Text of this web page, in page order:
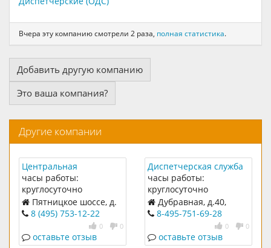
Вчера эту компанию смотрели 2 раза, полная статистика.
Добавить другую компанию
Это ваша компания?
Другие компании
Центральная
Диспетчерская служба
часы работы:
круглосуточно
Пятницкое шоссе, д.
238 (495) 753-12-22
0 0
оставьте отзыв
Диспетчерская служба
№82
часы работы:
круглосуточно
Дубравная, д.40,
корп.3
8-495-751-69-28
0 0
оставьте отзыв